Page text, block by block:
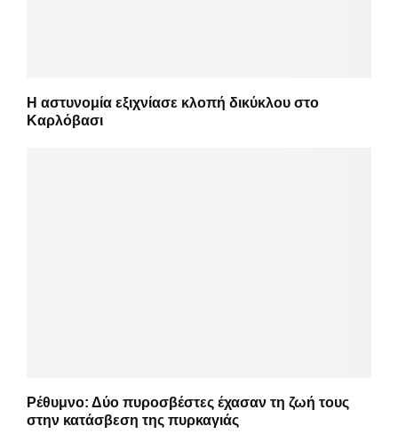
Η αστυνομία εξιχνίασε κλοπή δικύκλου στο
Καρλόβασι
Ρέθυμνο: Δύο πυροσβέστες έχασαν τη ζωή τους
στην κατάσβεση της πυρκαγιάς